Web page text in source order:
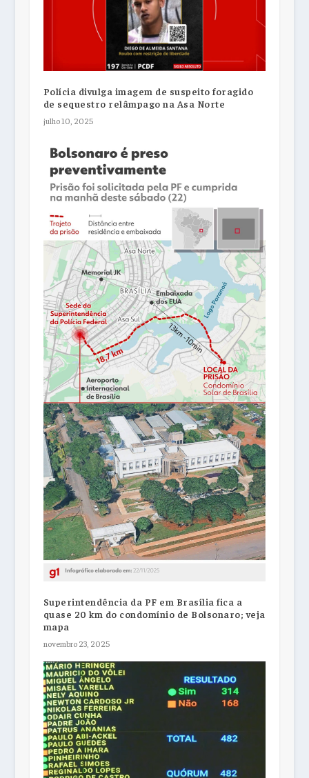
Polícia divulga imagem de suspeito foragido
de sequestro relâmpago na Asa Norte
julho 10, 2025
Superintendência da PF em Brasília fica a
quase 20 km do condomínio de Bolsonaro; veja
mapa
novembro 23, 2025